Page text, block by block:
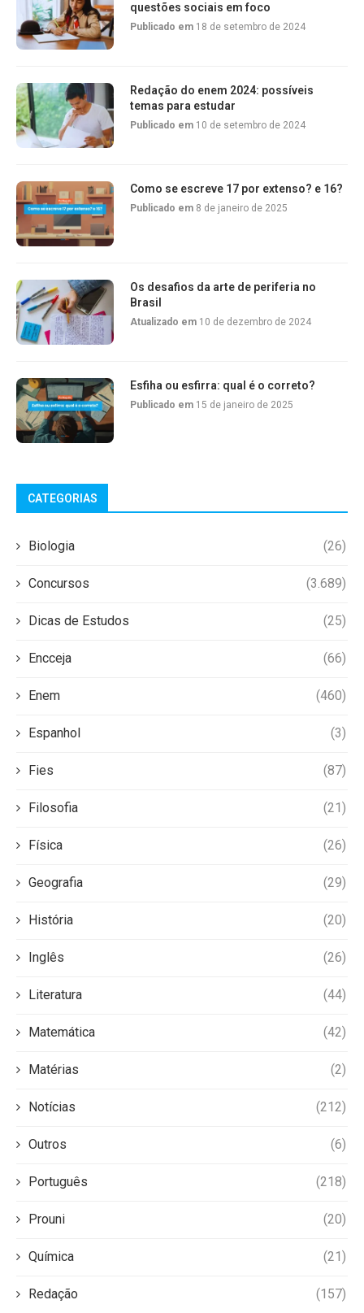
questões sociais em foco
Publicado em 18 de setembro de 2024
Redação do enem 2024: possíveis
temas para estudar
Publicado em 10 de setembro de 2024
Como se escreve 17 por extenso? e 16?
Publicado em 8 de janeiro de 2025
Os desafios da arte de periferia no
Brasil
Atualizado em 10 de dezembro de 2024
Esfiha ou esfirra: qual é o correto?
Publicado em 15 de janeiro de 2025
CATEGORIAS
Biologia (26)
Concursos (3.689)
Dicas de Estudos (25)
Encceja (66)
Enem (460)
Espanhol (3)
Fies (87)
Filosofia (21)
Física (26)
Geografia (29)
História (20)
Inglês (26)
Literatura (44)
Matemática (42)
Matérias (2)
Notícias (212)
Outros (6)
Português (218)
Prouni (20)
Química (21)
Redação (157)